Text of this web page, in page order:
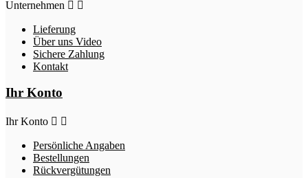
Unternehmen  
Lieferung
Über uns Video
Sichere Zahlung
Kontakt
Ihr Konto
Ihr Konto  
Persönliche Angaben
Bestellungen
Rückvergütungen